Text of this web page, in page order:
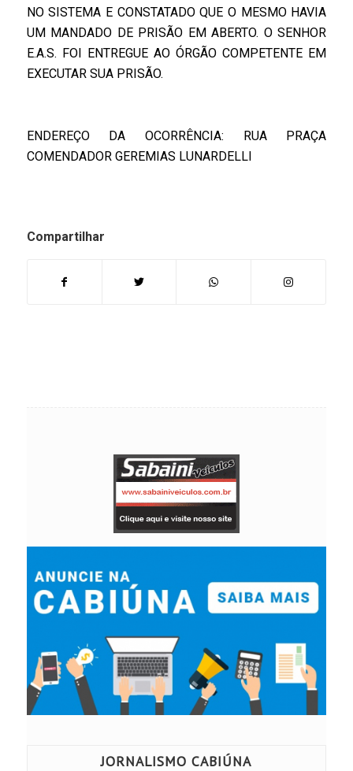
NO SISTEMA E CONSTATADO QUE O MESMO HAVIA
UM MANDADO DE PRISÃO EM ABERTO. O SENHOR
E.A.S. FOI ENTREGUE AO ÓRGÃO COMPETENTE EM
EXECUTAR SUA PRISÃO.
ENDEREÇO DA OCORRÊNCIA: RUA PRAÇA
COMENDADOR GEREMIAS LUNARDELLI
Compartilhar
JORNALISMO CABIÚNA